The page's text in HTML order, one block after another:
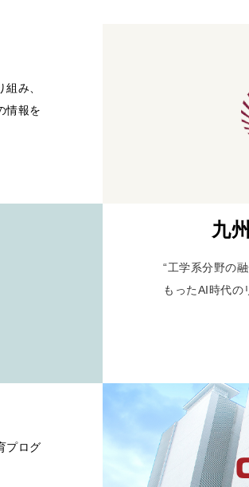
み、
情報を
九
“工学系分野の
もったAI時代の
プログ